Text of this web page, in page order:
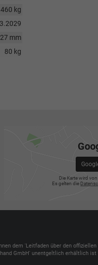
kg
mm
80 kg
Die Karte wird
Es gelten die
dem 'Leitfaden über den
GmbH' unentgeltlich erhältlich ist